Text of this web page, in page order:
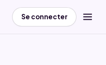
Se connecter